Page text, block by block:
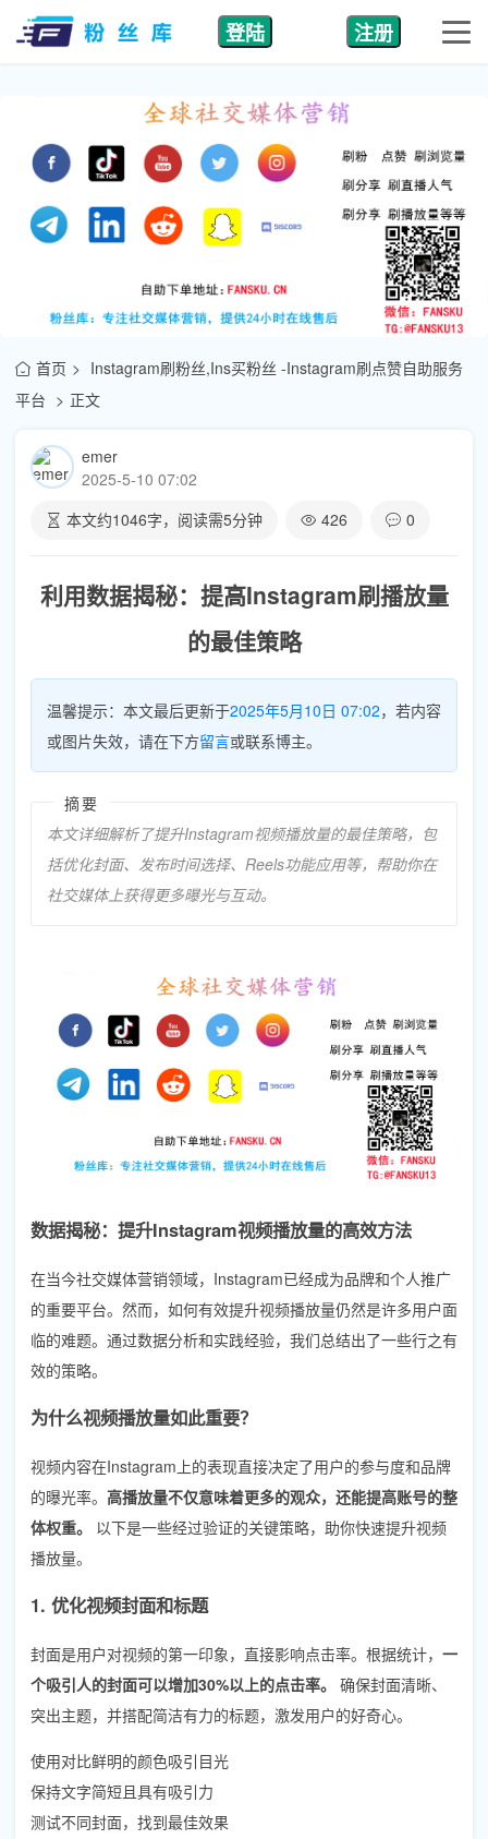
登陆 注册
首页
Instagram刷粉丝,Ins买粉丝 -Instagram刷点赞自助服务
平台
正文
emer
2025-5-10 07:02
本文约1046字，阅读需5分钟 426 0
利用数据揭秘：提高Instagram刷播放量
的最佳策略
温馨提示：本文最后更新于2025年5月10日 07:02，若内容
或图片失效，请在下方留言或联系博主。
摘要
本文详细解析了提升Instagram视频播放量的最佳策略，包
括优化封面、发布时间选择、Reels功能应用等，帮助你在
社交媒体上获得更多曝光与互动。
数据揭秘：提升Instagram视频播放量的高效方法
在当今社交媒体营销领域，Instagram已经成为品牌和个人推广
的重要平台。然而，如何有效提升视频播放量仍然是许多用户面
临的难题。通过数据分析和实践经验，我们总结出了一些行之有
效的策略。
为什么视频播放量如此重要？
视频内容在Instagram上的表现直接决定了用户的参与度和品牌
的曝光率。 高播放量不仅意味着更多的观众，还能提高账号的整
体权重。
以下是一些经过验证的关键策略，助你快速提升视频
播放量。
1. 优化视频封面和标题
封面是用户对视频的第一印象，直接影响点击率。根据统计， 一
个吸引人的封面可以增加30%以上的点击率。 确保封面清晰、
突出主题，并搭配简洁有力的标题，激发用户的好奇心。
使用对比鲜明的颜色吸引目光
保持文字简短且具有吸引力
测试不同封面，找到最佳效果